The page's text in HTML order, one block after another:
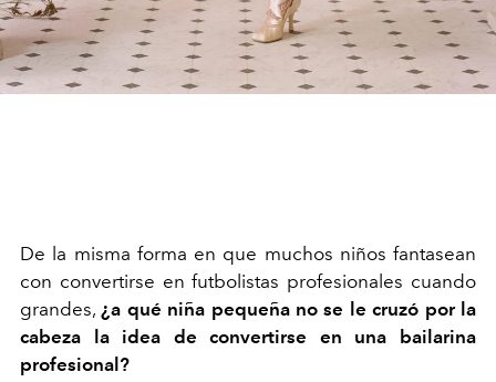
De la misma forma en que muchos niños fantasean
con convertirse en futbolistas profesionales cuando
grandes,¿a qué niña pequeña no se le cruzó por la
cabeza la idea de convertirse en una bailarina
profesional?